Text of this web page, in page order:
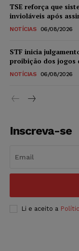
TSE reforça que
invioláveis após
NOTÍCIAS 06/08/2026
STF inicia
proibição dos jogos
NOTÍCIAS 06/08/2026
Inscreva-se
Li e aceito a